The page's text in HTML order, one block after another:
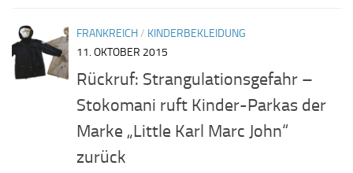
FRANKREICH/ KINDERBEKLEIDUNG
11. OKTOBER 2015
Rückruf: Strangulationsgefahr –
Stokomani ruft Kinder-Parkas der
Marke „Little Karl Marc John“
zurück